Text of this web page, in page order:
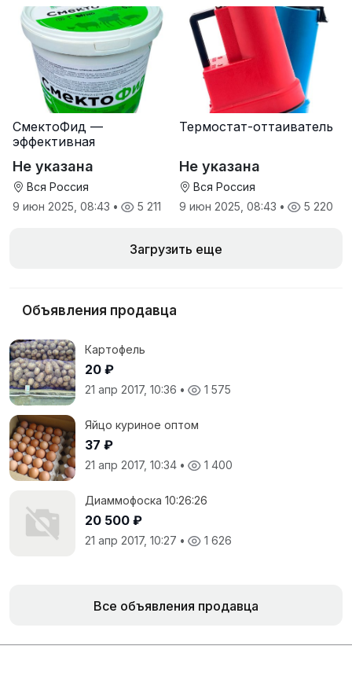
СмектоФид —
эффективная
антидиарейная
кормовая добавка для
телят
Не указана
Вся Россия
9 июн 2025, 08:43 • 5 211
Термостат-оттаиватель
Не указана
Вся Россия
9 июн 2025, 08:43 • 5 220
Загрузить еще
Объявления продавца
Картофель
20 ₽
21 апр 2017, 10:36 • 1 575
Яйцо куриное оптом
37 ₽
21 апр 2017, 10:34 • 1 400
Диаммофоска 10:26:26
20 500 ₽
21 апр 2017, 10:27 • 1 626
Все объявления продавца